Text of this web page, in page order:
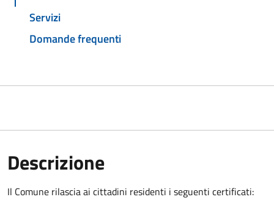
Servizi
Domande frequenti
Descrizione
Il Comune rilascia ai cittadini residenti i seguenti certificati: